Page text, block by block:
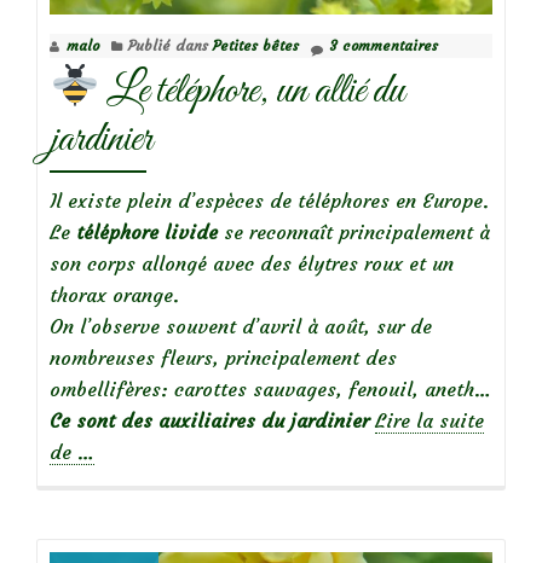
malo Publié dansPetites bêtes 3 commentaires
Le téléphore, un allié du
jardinier
Il existe plein d’espèces de téléphores en Europe.
Le téléphore lividese reconnaît principalement à
son corps allongé avec des élytres roux et un
thorax orange.
On l’observe souvent d’avril à août, sur de
nombreuses fleurs, principalement des
ombellifères: carottes sauvages, fenouil, aneth…
Ce sont des auxiliaires du jardinier Lire la suite
de à
…